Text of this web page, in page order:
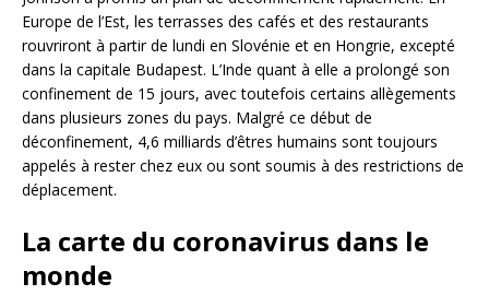
Europe de l’Est, les terrasses des cafés et des restaurants
rouvriront à partir de lundi en Slovénie et en Hongrie, excepté
dans la capitale Budapest. L’Inde quant à elle a prolongé son
confinement de 15 jours, avec toutefois certains allègements
dans plusieurs zones du pays. Malgré ce début de
déconfinement, 4,6 milliards d’êtres humains sont toujours
appelés à rester chez eux ou sont soumis à des restrictions de
déplacement.
La carte du coronavirus dans le
monde